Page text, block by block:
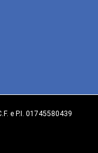
e P.I. 01745580439